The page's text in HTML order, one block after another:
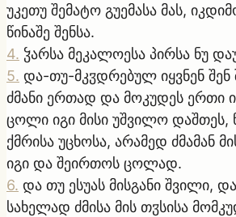
უკეთუ შემატო გუემასა მას,
წინაშე შენსა.
4. ჴარსა მეკალოესა პირსა ნუ
5. და-თუ-მკჳდრებულ იყვნენ
ძმანი ერთად და მოკუდეს ერთი
ცოლი იგი მისი უშვილო დაშთეს,
ქმრისა უცხოსა, არამედ ძმამან
იგი და შეირთოს ცოლად.
6. და თუ ესუას მისგანი შვილი,
სახელად ძმისა მის თჳსისა